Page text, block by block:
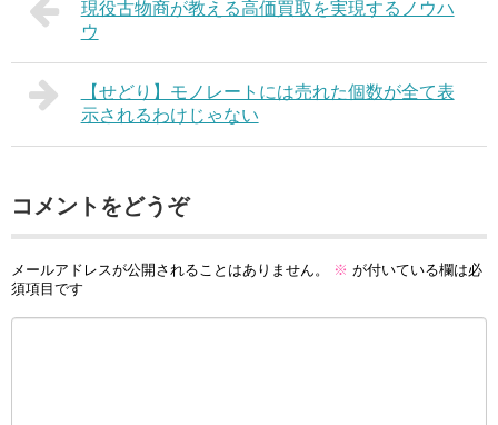
現役古物商が教える高価買取を実現するノウハ
ウ
【せどり】モノレートには売れた個数が全て表
示されるわけじゃない
コメントをどうぞ
メールアドレスが公開されることはありません。 ※ が付いている欄は必
須項目です